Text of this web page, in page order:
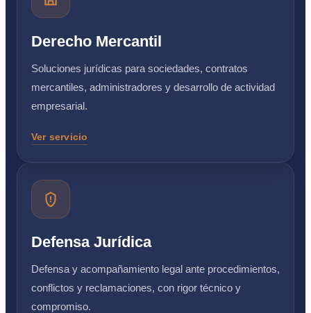
Derecho Mercantil
Soluciones jurídicas para sociedades, contratos
mercantiles, administradores y desarrollo de actividad
empresarial.
Ver servicio
Defensa Jurídica
Defensa y acompañamiento legal ante procedimientos,
conflictos y reclamaciones, con rigor técnico y
compromiso.